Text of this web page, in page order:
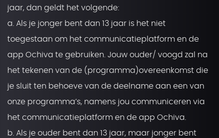
jaar, dan geldt het volgende:
a. Als je jonger bent dan 13 jaar is het niet
toegestaan om het communicatieplatform en de
app Ochiva te gebruiken. Jouw ouder/ voogd zal na
het tekenen van de (programma)overeenkomst die
je sluit ten behoeve van de deelname aan een van
onze programma’s, namens jou communiceren via
het communicatieplatform en de app Ochiva.
b. Als je ouder bent dan 13 jaar, maar jonger bent